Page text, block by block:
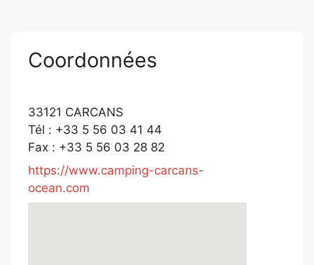
Coordonnées
33121 CARCANS
Tél : +33 5 56 03 41 44
Fax : +33 5 56 03 28 82
https://www.camping-carcans-
ocean.com